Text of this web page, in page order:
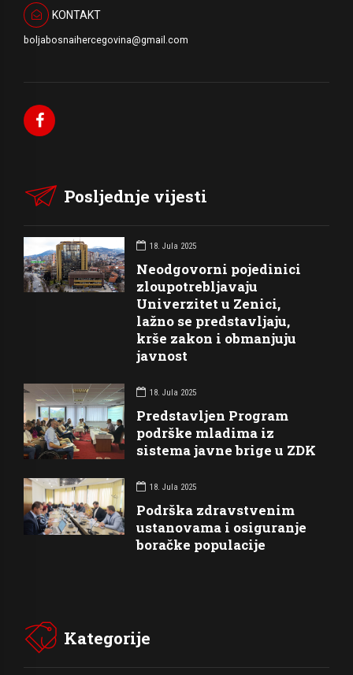
KONTAKT
boljabosnaihercegovina@gmail.com
Posljednje vijesti
18. Jula 2025
Neodgovorni pojedinici
zloupotrebljavaju
Univerzitet u Zenici,
lažno se predstavljaju,
krše zakon i obmanjuju
javnost
18. Jula 2025
Predstavljen Program
podrške mladima iz
sistema javne brige u ZDK
18. Jula 2025
Podrška zdravstvenim
ustanovama i osiguranje
boračke populacije
Kategorije